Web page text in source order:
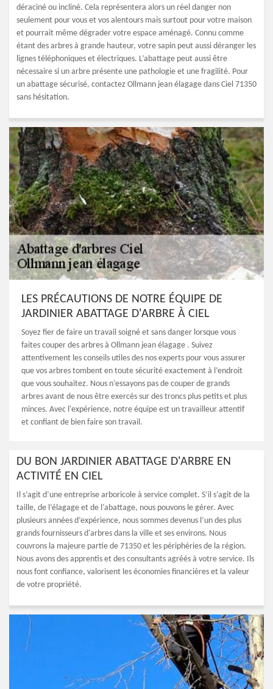
déraciné ou incliné. Cela représentera alors un réel danger non
seulement pour vous et vos alentours mais surtout pour votre maison
et pourrait même dégrader votre espace aménagé. Connu comme
étant des arbres à grande hauteur, votre sapin peut aussi déranger les
lignes téléphoniques et électriques. L’abattage peut aussi être
nécessaire si un arbre présente une pathologie et une fragilité. Pour
un abattage sécurisé, contactez Ollmann jean élagage dans Ciel 71350
sans hésitation.
LES PRÉCAUTIONS DE NOTRE ÉQUIPE DE
JARDINIER ABATTAGE D'ARBRE À CIEL
Soyez fier de faire un travail soigné et sans danger lorsque vous
faites couper des arbres à Ollmann jean élagage . Suivez
attentivement les conseils utiles des nos experts pour vous assurer
que vos arbres tombent en toute sécurité exactement à l’endroit
que vous souhaitez. Nous n’essayons pas de couper de grands
arbres avant de nous être exercés sur des troncs plus petits et plus
minces. Avec l'expérience, notre équipe est un travailleur attentif
et confiant de bien faire son travail.
DU BON JARDINIER ABATTAGE D'ARBRE EN
ACTIVITÉ EN CIEL
Il s’agit d’une entreprise arboricole à service complet. S’il s’agit de la
taille, de l’élagage et de l’abattage, nous pouvons le gérer. Avec
plusieurs années d’expérience, nous sommes devenus l’un des plus
grands fournisseurs d'arbres dans la ville et ses environs. Nous
couvrons la majeure partie de 71350 et les périphéries de la région.
Nous avons des apprentis et des consultants agréés à votre service. Ils
nous font confiance, valorisent les économies financières et la valeur
de votre propriété.